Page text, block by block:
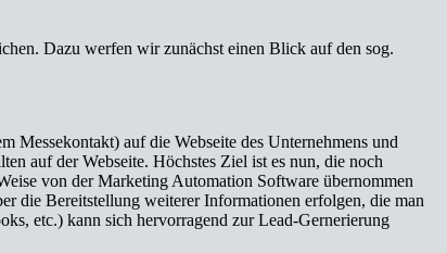
Dazu werfen wir zunächst einen Blick auf den sog.
Messekontakt) auf die Webseite des Unternehmens und
auf der Webseite. Höchstes Ziel ist es nun, die noch
von der Marketing Automation Software übernommen
die Bereitstellung weiterer Informationen erfolgen, die man
etc.) kann sich hervorragend zur Lead-Gernerierung